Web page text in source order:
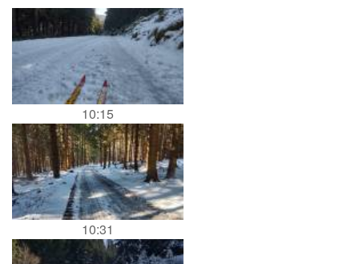
10:15
10:31